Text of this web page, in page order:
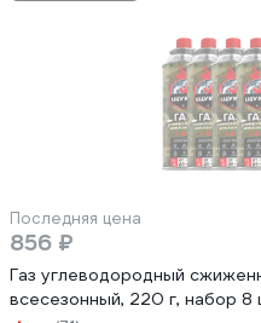
Последняя цена
856 ₽
Газ углеводородный
всесезонный, 220 г, набор